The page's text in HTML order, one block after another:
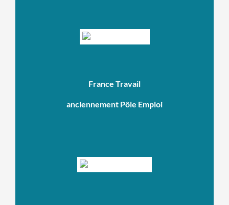
France Travail
anciennement Pôle Emploi